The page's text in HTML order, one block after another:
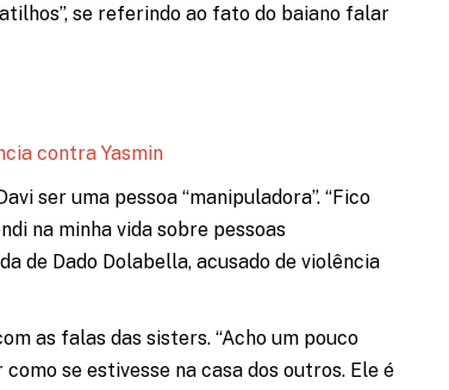
se referindo ao fato do baiano falar
contra Yasmin
ser uma pessoa “manipuladora”. “Fico
na minha vida sobre pessoas
de Dado Dolabella, acusado de violência
as falas das sisters. “Acho um pouco
se estivesse na casa dos outros. Ele é